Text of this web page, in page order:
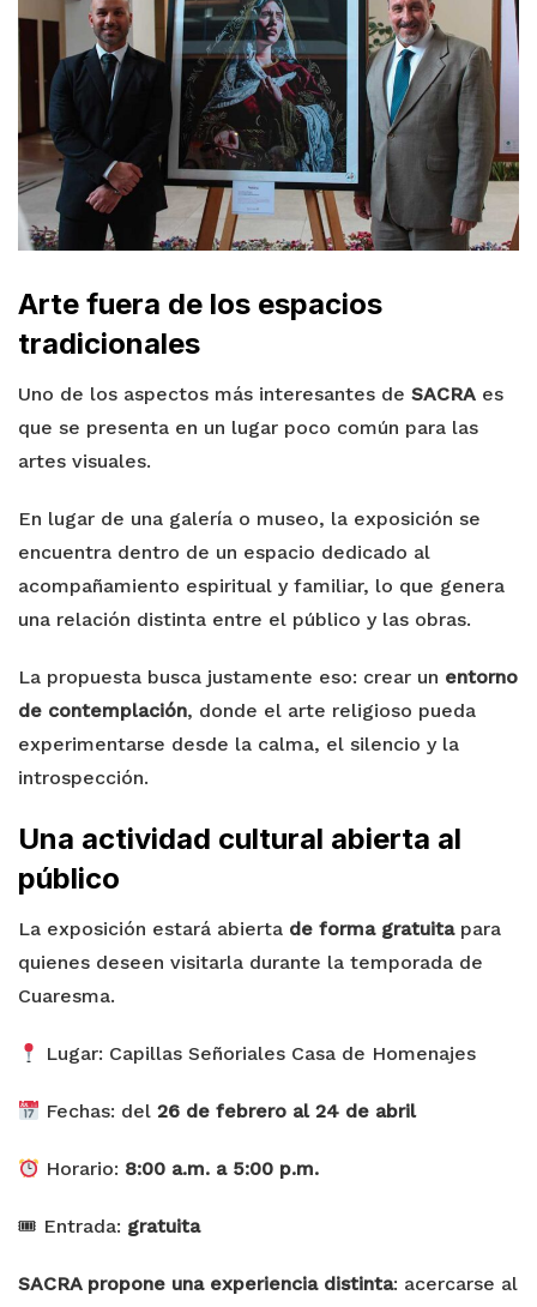
Arte fuera de los espacios
tradicionales
Uno de los aspectos más interesantes de SACRA es
que se presenta en un lugar poco común para las
artes visuales.
En lugar de una galería o museo, la exposición se
encuentra dentro de un espacio dedicado al
acompañamiento espiritual y familiar, lo que genera
una relación distinta entre el público y las obras.
La propuesta busca justamente eso: crear un entorno
de contemplación, donde el arte religioso pueda
experimentarse desde la calma, el silencio y la
introspección.
Una actividad cultural abierta al
público
La exposición estará abierta de forma gratuitapara
quienes deseen visitarla durante la temporada de
Cuaresma.
Lugar: Capillas Señoriales Casa de Homenajes
Fechas: del26 de febrero al 24 de abril
Horario: 8:00 a.m. a 5:00 p.m.
🎟 Entrada: gratuita
SACRA propone una experiencia distinta: acercarse al